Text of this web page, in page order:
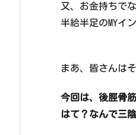
又、お金持ちで
半給半足のMYイ
まあ、皆さんは
今回は、後脛骨
はて？なんで三